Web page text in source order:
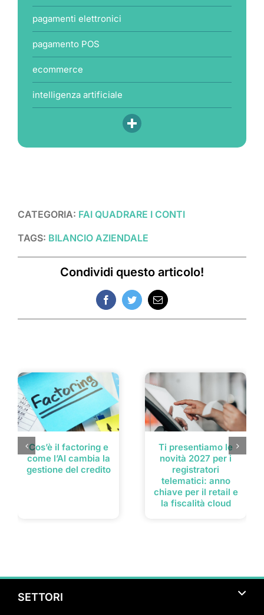
pagamenti elettronici
pagamento POS
ecommerce
intelligenza artificiale
CATEGORIA: FAI QUADRARE I CONTI
TAGS: BILANCIO AZIENDALE
Condividi questo articolo!
FacebookTwitterEmail
Cos’è il factoring e
come l’AI cambia la
gestione del credito
Ti presentiamo le
novità 2027 per i
registratori
telematici: anno
chiave per il retail e
la fiscalità cloud
SETTORI